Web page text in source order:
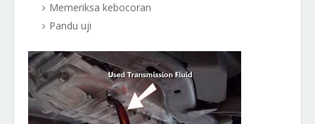
Memeriksa kebocoran
Pandu uji